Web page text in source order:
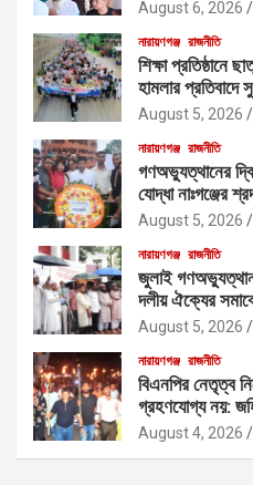
August 6, 2026
নারায়ণগঞ্জ রাজনীতি
শিক্ষা প্রতিষ্ঠানে
হামলার
August 5, 2026
নারায়ণগঞ্জ রাজনীতি
গণঅভ্যুত্থানের
যোদ্ধা নাঃগঞ্জের
August 5, 2026
নারায়ণগঞ্জ রাজনীতি
জুলাই গণঅভ্যুত্থান
দলীয় ঐক্যের
August 5, 2026
নারায়ণগঞ্জ রাজনীতি
বিএনপির নেতৃত্ব
গ্রহণযোগ্য নয়:
August 4, 2026